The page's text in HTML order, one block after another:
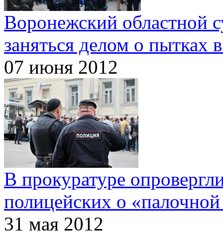
Воронежский областной
заняться делом о пытках
07 июня 2012
В прокуратуре
полицейских о
31 мая 2012